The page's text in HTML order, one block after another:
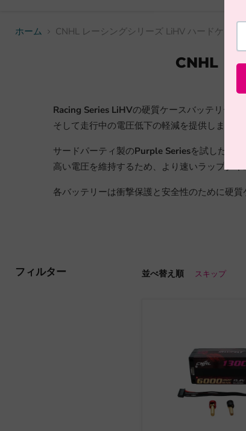
ホーム CNHL レーシングシリーズ LiHV ハードケース
CNHL レ
Racing Series LiHVの硬質ケースバッテリーで
そして走行中の電圧低下の軽減を提供します。
サードパーティ製のPurple Seriesを試したこ
高い電圧を維持するため、より速いラップタ
各バッテリーは衝撃保護と安全性のために硬
フィルター 並べ替え順